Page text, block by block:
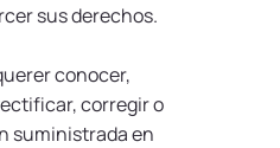
sus derechos.
conocer,
corregir o
suministrada en